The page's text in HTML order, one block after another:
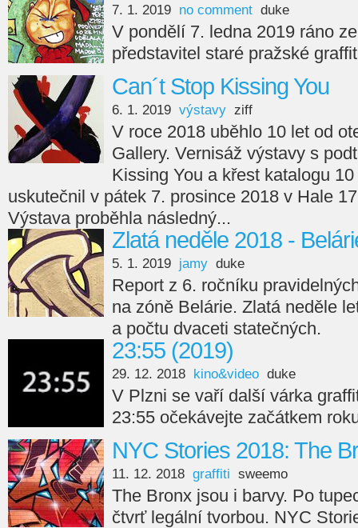
7. 1. 2019 no comment duke
V pondělí 7. ledna 2019 ráno
představitel staré pražské
Can´t Stop Kissing You
6. 1. 2019 výstavy ziff
V roce 2018 uběhlo 10 let od
Gallery. Vernisáž výstavy s
Kissing You a křest katalogu
uskutečnil v pátek 7. prosince 2018 v Hale
Výstava proběhla následný...
Zlatá neděle 2018 -
5. 1. 2019 jamy duke
Report z 6. ročníku
na zóně Belárie. Zlatá neděle
a počtu dvaceti statečných.
23:55 (2019)
29. 12. 2018 kino&video duke
V Plzni se vaří další várka
23:55 očekávejte začátkem
NYC Stories 2018: The
11. 12. 2018 graffiti sweemo
The Bronx jsou i barvy. Po
čtvrť legální tvorbou. NYC